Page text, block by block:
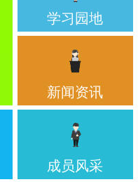
学习园地
新闻资讯
成员风采